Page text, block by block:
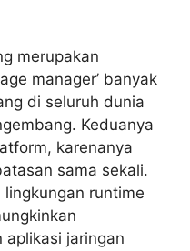
merupakan
manager’ banyak
di seluruh dunia
Keduanya
karenanya
sama sekali.
runtime
aplikasi jaringan